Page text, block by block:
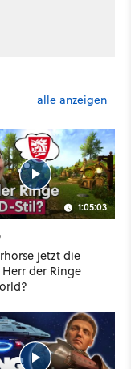
alle anzeigen
1:05:03
jetzt die
der Ringe